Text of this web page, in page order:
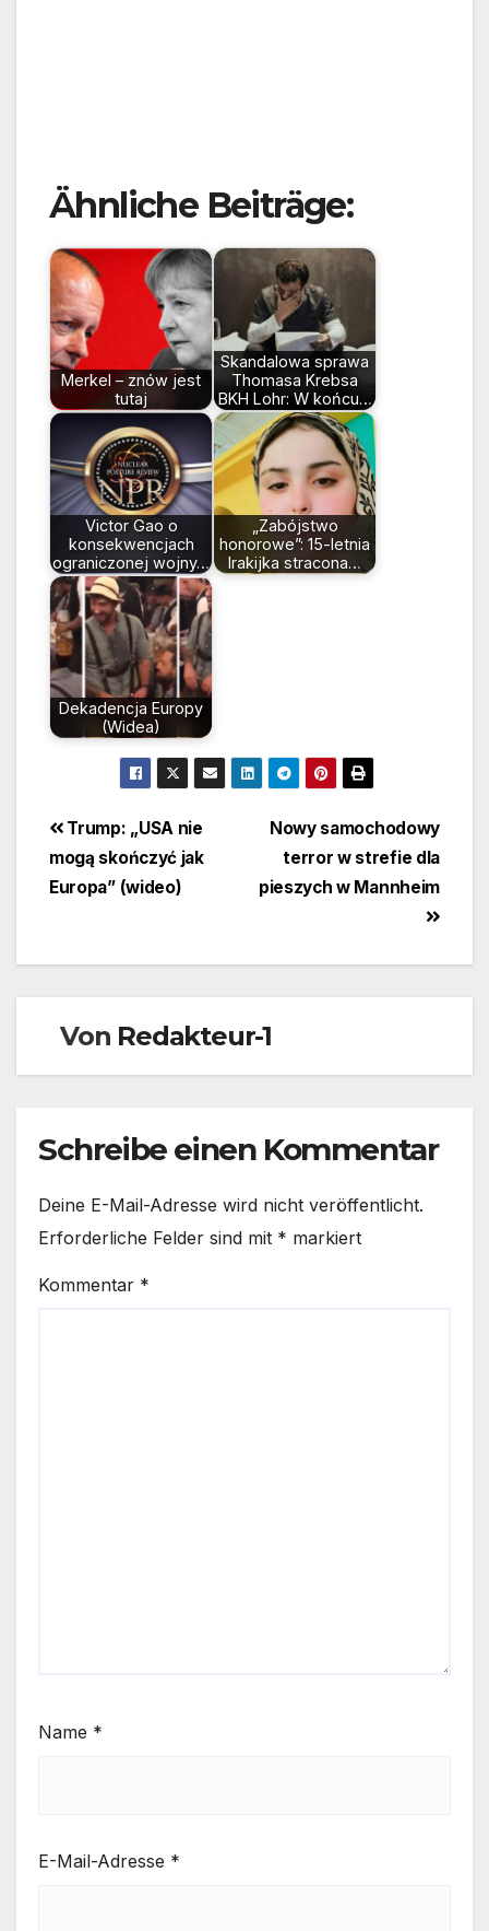
Ähnliche Beiträge:
Merkel – znów jest
tutaj
Skandalowa sprawa
Thomasa Krebsa
BKH Lohr: W końcu…
Victor Gao o
konsekwencjach
ograniczonej wojny…
„Zabójstwo
honorowe”: 15-letnia
Irakijka stracona…
Dekadencja Europy
(Widea)
Beitragsnavigation
Nowy samochodowy
terror w strefie dla
pieszych w Mannheim
Trump: „USA nie
mogą skończyć jak
Europa” (wideo)
Von Redakteur-1
Schreibe einen Kommentar
Deine E-Mail-Adresse wird nicht veröffentlicht.
Erforderliche Felder sind mit * markiert
Kommentar *
Name *
E-Mail-Adresse *